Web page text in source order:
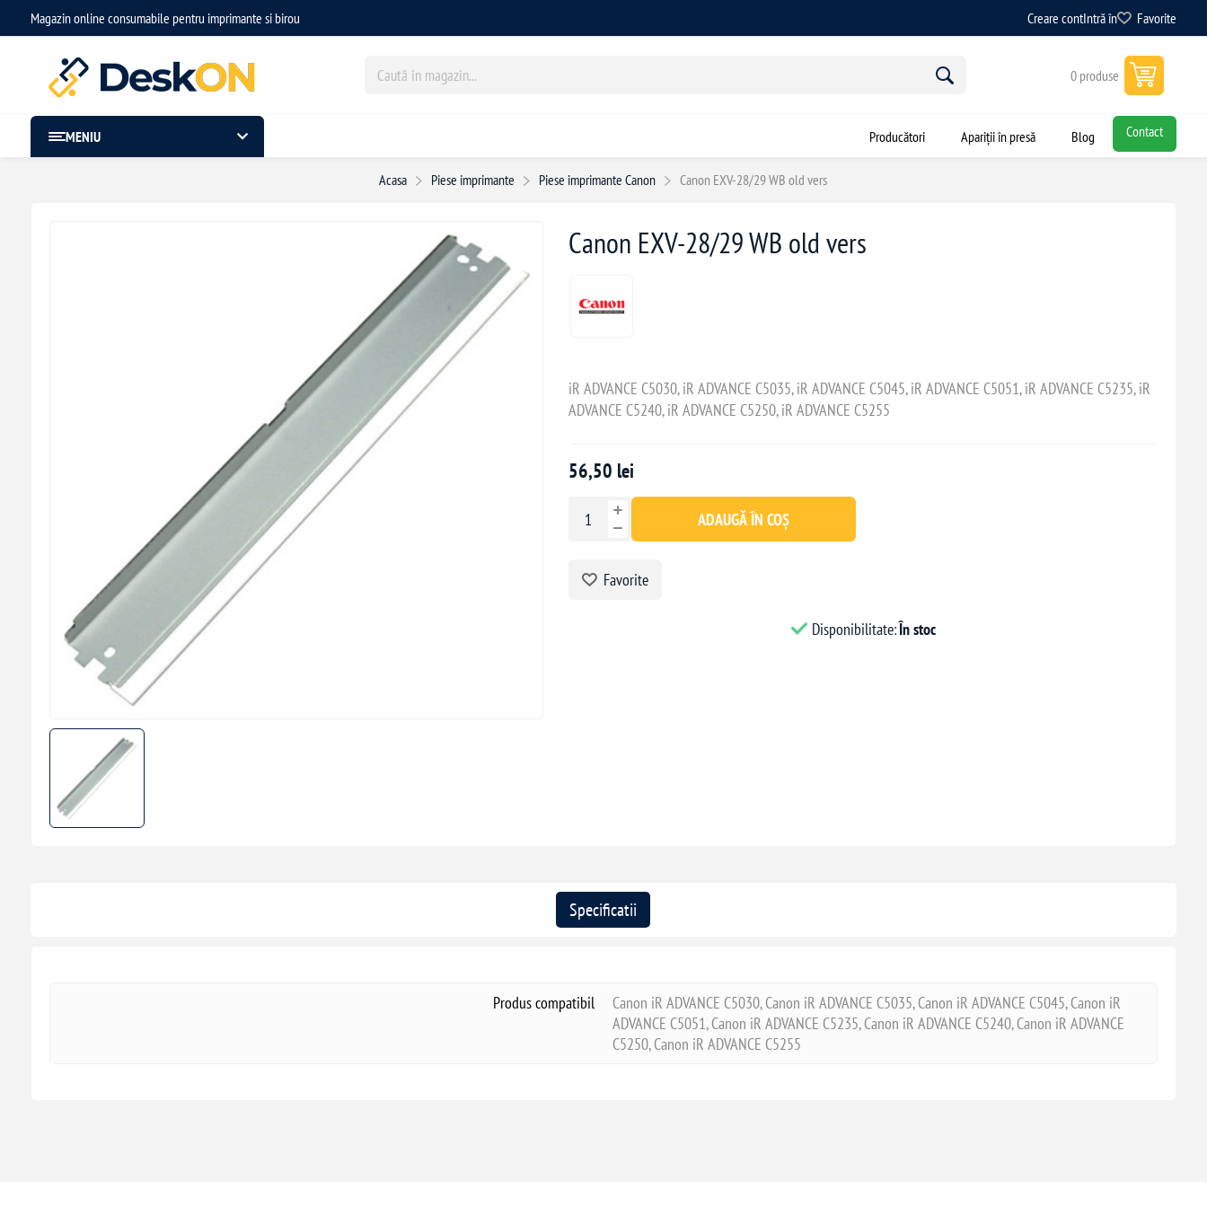
Magazin online consumabile pentru imprimante si birou Creare contIntră în Favorite
0 produse
MENIU Producători Apariții în presă Blog Contact
Acasa Piese imprimante Piese imprimante Canon Canon EXV-28/29 WB old vers
Canon EXV-28/29 WB old vers
iR ADVANCE C5030, iR ADVANCE C5035, iR ADVANCE C5045, iR ADVANCE C5051, iR ADVANCE C5235, iR
ADVANCE C5240, iR ADVANCE C5250, iR ADVANCE C5255
56,50 lei
ADAUGĂ ÎN COȘ
Favorite
Disponibilitate:În stoc
Specificatii
Produs compatibil
Canon iR ADVANCE C5030, Canon iR ADVANCE C5035, Canon iR ADVANCE C5045, Canon iR
ADVANCE C5051, Canon iR ADVANCE C5235, Canon iR ADVANCE C5240, Canon iR ADVANCE
C5250, Canon iR ADVANCE C5255